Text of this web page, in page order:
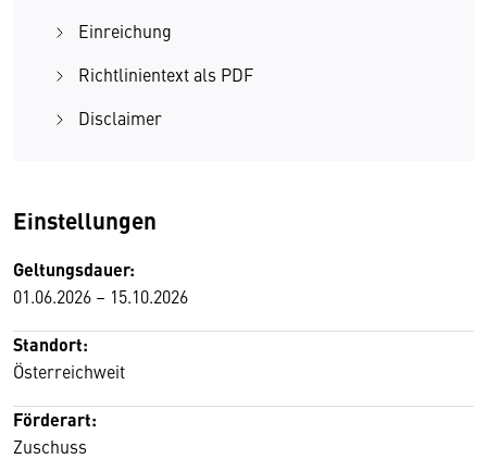
Einreichung
Richtlinientext als PDF
Disclaimer
Einstellungen
Geltungsdauer:
01.06.2026 – 15.10.2026
Standort:
Österreichweit
Förderart:
Zuschuss